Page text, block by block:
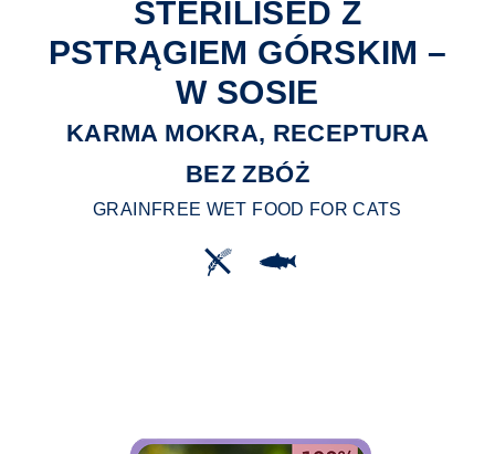
STERILISED Z
PSTRĄGIEM GÓRSKIM –
W SOSIE
KARMA MOKRA, RECEPTURA
BEZ ZBÓŻ
GRAINFREE WET FOOD FOR CATS